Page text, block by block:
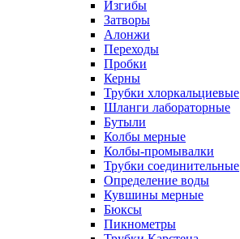
Изгибы
Затворы
Алонжи
Переходы
Пробки
Керны
Трубки хлоркальциевые
Шланги лабораторные
Бутыли
Колбы мерные
Колбы-промывалки
Трубки соединительные
Определение воды
Кувшины мерные
Бюксы
Пикнометры